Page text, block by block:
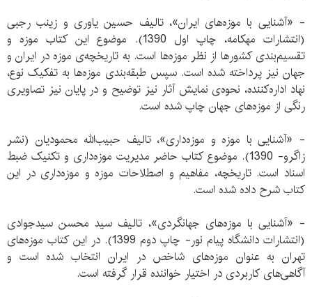
- «آشنایی با موزه‌های ایران»، تالیف حسین یاوری و زینب رجبی
(انتشارات مهکامه، چاپ اول 1390). موضوع این کتاب موزه و
تقسیم‌بندی کشورها از نظر موزه‌ها است. به تاریخچه‌ی موزه در ایران و
جهان نیز پرداخته شده است. سپس طبقه‌بندی موزه‌ها به تفکیک نوع،
نهاد اداره‌کننده، نحوه‌ی نمایش آثار نیز توضیح و در پایان نیز تصاویری
رنگی از موزه‌های جهان چاپ شده است.
- «آشنایی با موزه و موزه‌داری»، تالیف حبیب‌الله محمودیان (نشر
زاگرو- 1390). موضوع کتاب حاضر مدیریت موزه‌داری و تکنیک ضبط
اسناد است. تاریخچه، مفاهیم و اصطلاحات موزه و موزه‌داری در این
کتاب شرح داده شده است.
- «آشنایی با موزه‌های جهانگردی»، تالیف سید محسن سیدجوادی
(انتشارات دانشگاه پیام نور- چاپ دوم 1399). در این کتاب موزه‌های
تهران به عنوان موزه‌های شاخص در ایران انتخاب شده است و
آگاهی‌های کاربردی در اختیار خواننده قرار گرفته است.